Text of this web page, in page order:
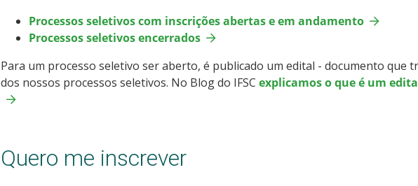
Processos seletivos com inscrições abertas e em andamento
Processos seletivos encerrados
Para um processo seletivo ser aberto, é publicado um edital - documento que
dos nossos processos seletivos. No Blog do IFSC explicamos o que é um
Quero me inscrever